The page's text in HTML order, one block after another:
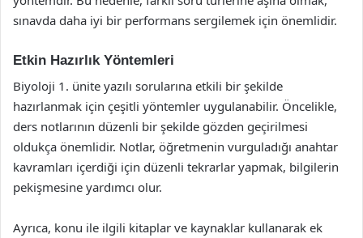
sınavda daha iyi bir performans sergilemek için önemlidir.
Etkin Hazırlık Yöntemleri
Biyoloji 1. ünite yazılı sorularına etkili bir şekilde
hazırlanmak için çeşitli yöntemler uygulanabilir. Öncelikle,
ders notlarının düzenli bir şekilde gözden geçirilmesi
oldukça önemlidir. Notlar, öğretmenin vurguladığı anahtar
kavramları içerdiği için düzenli tekrarlar yapmak, bilgilerin
pekişmesine yardımcı olur.
Ayrıca, konu ile ilgili kitaplar ve kaynaklar kullanarak ek